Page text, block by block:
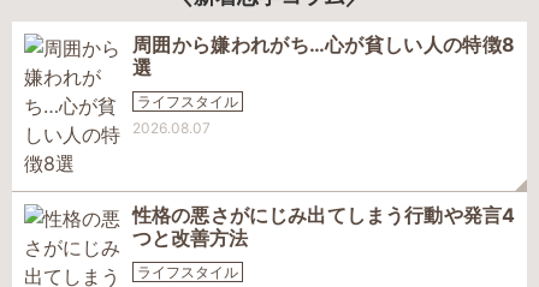
周囲から嫌われがち…心が貧しい人の特徴8
選
ライフスタイル
2026.08.07
性格の悪さがにじみ出てしまう行動や発言4
つと改善方法
ライフスタイル